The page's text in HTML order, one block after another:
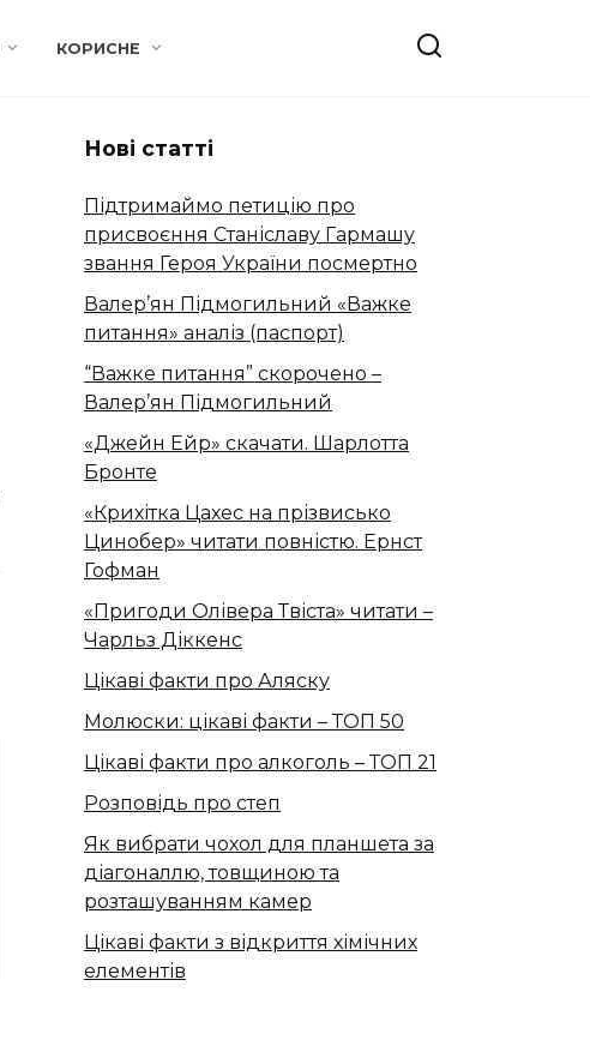
КОРИСНЕ
Нові статті
Підтримаймо петицію про
присвоєння Станіславу Гармашу
звання Героя України посмертно
Валер’ян Підмогильний «Важке
питання» аналіз (паспорт)
“Важке питання” скорочено –
Валер’ян Підмогильний
«Джейн Ейр» скачати. Шарлотта
Бронте
«Крихітка Цахес на прізвисько
Цинобер» читати повністю. Ернст
Гофман
«Пригоди Олівера Твіста» читати –
Чарльз Діккенс
Цікаві факти про Аляску
Молюски: цікаві факти – ТОП 50
Цікаві факти про алкоголь – ТОП 21
Розповідь про степ
Як вибрати чохол для планшета за
діагоналлю, товщиною та
розташуванням камер
Цікаві факти з відкриття хімічних
елементів